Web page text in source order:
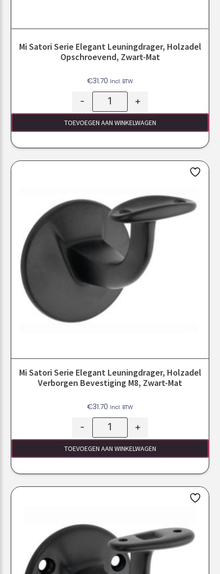
Mi Satori Serie Elegant Leuningdrager, Holzadel
Opschroevend, Zwart-Mat
€31.70 Incl. BTW
- +
TOEVOEGEN AAN WINKELWAGEN
Mi Satori Serie Elegant Leuningdrager, Holzadel
Verborgen Bevestiging M8, Zwart-Mat
€31.70 Incl. BTW
- +
TOEVOEGEN AAN WINKELWAGEN